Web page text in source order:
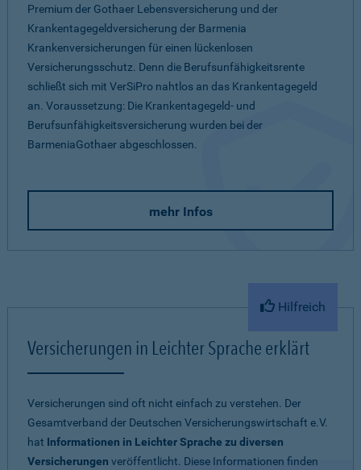
Premium der Gothaer Lebensversicherung und der
Krankentagegeldversicherung der Barmenia
Krankenversicherungen für einen lückenlosen
Versicherungsschutz. Denn die Berufsunfähigkeitsrente
schließt sich mit VerSiPro nahtlos an das Krankentagegeld
an. Voraussetzung: Die Krankentagegeld- und
Berufsunfähigkeitsversicherung wurden bei der
BarmeniaGothaer abgeschlossen.
mehr Infos
Hilfreich
Versicherungen in Leichter Sprache erklärt
Versicherungen sind oft nicht einfach zu verstehen. Der
Gesamtverband der Deutschen Versicherungswirtschaft e.V.
hat Informationen in Leichter Sprache zu diversen
Versicherungen veröffentlicht. Diese Informationen finden